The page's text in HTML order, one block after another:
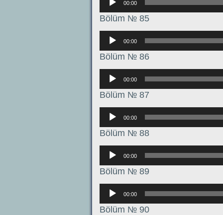
00:00
Bölüm № 85
Аудиоплеер
00:00
Bölüm № 86
Аудиоплеер
00:00
Bölüm № 87
Аудиоплеер
00:00
Bölüm № 88
Аудиоплеер
00:00
Bölüm № 89
Аудиоплеер
00:00
Bölüm № 90